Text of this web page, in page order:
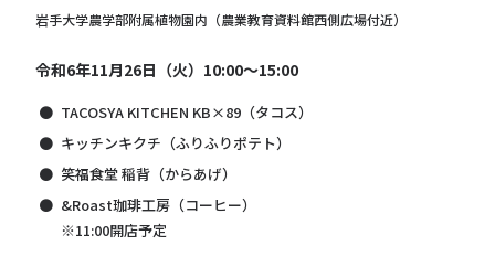
岩手大学農学部附属植物園内（農業教育資料館西側広場付近）
令和6年11月26日（火）10:00～15:00
TACOSYA KITCHEN KB×89（タコス）
キッチンキクチ（ふりふりポテト）
笑福食堂 稲背（からあげ）
&Roast珈琲工房（コーヒー）
※11:00開店予定